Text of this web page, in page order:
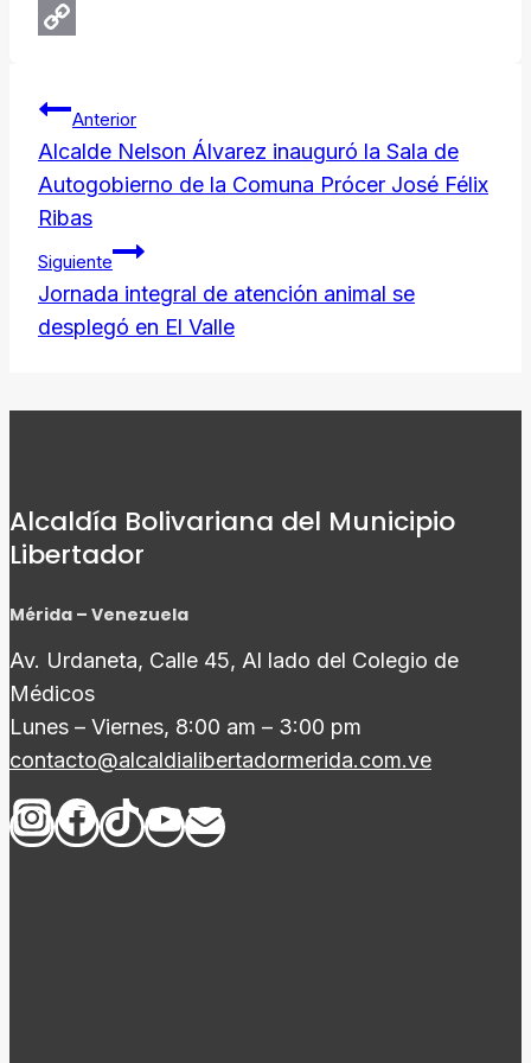
Email
Navegación
de
entradas
Anterior
Alcalde Nelson Álvarez inauguró la Sala de
Autogobierno de la Comuna Prócer José Félix
Ribas
Siguiente
Jornada integral de atención animal se
desplegó en El Valle
Alcaldía Bolivariana del Municipio
Libertador
Mérida – Venezuela
Av. Urdaneta, Calle 45, Al lado del Colegio de
Médicos
Lunes – Viernes, 8:00 am – 3:00 pm
contacto@alcaldialibertadormerida.com.ve